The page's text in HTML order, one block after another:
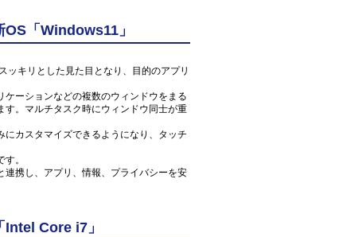
「Windows11」
ッキリとした見た目となり、目的のアプリ
ーションなどの複数のウィンドウをまる
。マルチタスク時にウィンドウ同士が重
カスタマイズできるようになり、タッチ
。
携し、アプリ、情報、プライバシーを安
Core i7」